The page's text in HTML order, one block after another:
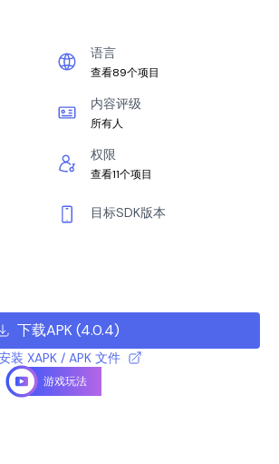
语言
查看89个项目
内容评级
所有人
权限
查看11个项目
目标SDK版本
下载APK(4.0.4)
装 XAPK / APK 文件
游戏玩法